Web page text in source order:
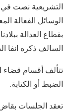
التشريعية نصت في
الوسائل الفعالة
بقطاع العدالة
السالف ذكره انفا
تتألف أقسام قضاء
الضبط أو الكتابة.
تعقد الجلسات